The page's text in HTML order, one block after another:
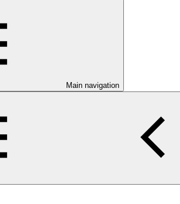
Main navigation